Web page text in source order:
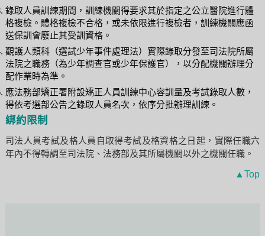
錄取人員訓練期間，訓練機關得要求其於指定之公立醫院進行體
格複檢。體格複檢不合格，或未依限進行複檢者，訓練機關應函
送保訓會廢止其受訓資格。
觀護人類科（選試少年事件處理法）實際錄取分發至司法院所屬
法院之職務（為少年調查官或少年保護官），以分配機關辦理分
配作業時為準。
應法務部矯正署附設矯正人員訓練中心容訓量及考試錄取人數，
得依考選部公告之錄取人員名次，依序分批辦理訓練。
綁約限制
司法人員考試及格人員自取得考試及格資格之日起，實際任職六
年內不得轉調至司法院、法務部及其所屬機關以外之機關任職。
▲Top